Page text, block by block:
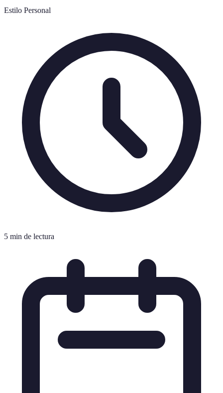
Estilo Personal
5 min de lectura